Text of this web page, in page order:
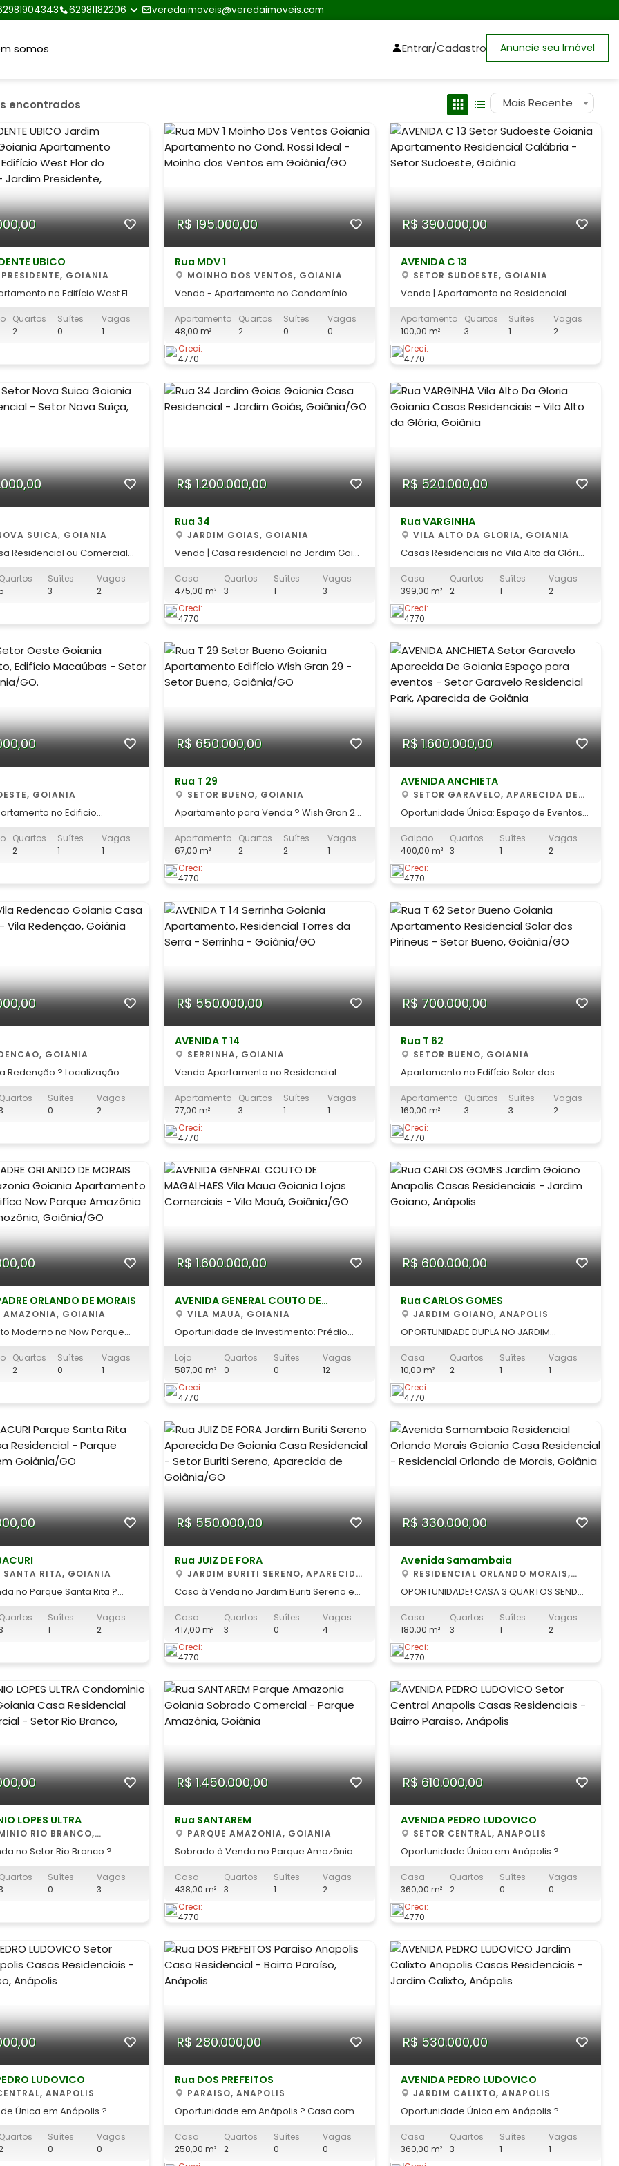
62981182206 veredaimoveis@veredaimoveis.com
somos Entrar/Cadastro Anuncie seu Imóvel
encontrados Mais Recente
UBICO
GOIANIA
no Edifício West Flor
- Área de Serviço - 02
de garagem. O Jardim
um bairro consolidado de
Quartos
2
Suítes
0
Vagas
1
R$ 195.000,00
Rua MDV 1
MOINHO DOS VENTOS, GOIANIA
Venda - Apartamento no Condomínio
Agende sua visita! Fixo: (62) 3215-1755
Whatsapp: (62) 98190-4343
Apartamento
48,00 m²
Quartos
2
Suítes
0
Vagas
0
Creci:
4770
R$ 390.000,00
AVENIDA C 13
SETOR SUDOESTE, GOIANIA
Venda | Apartamento no Residencial
conforto, praticidade e excelente
localização no Setor Sudoeste! Este
apartamento conta com 03 quartos,
sendo 01 suíte, proporcionando mais
família. A cozinha p
Apartamento
100,00 m²
Quartos
3
Suítes
1
Vagas
2
Creci:
4770
SUICA, GOIANIA
Residencial ou Comercial
uma das regiões mais
Goiânia, perfeito para
o seu negócio.
imóvel: -
05 quartos co
Quartos
Suítes
3
Vagas
2
R$ 1.200.000,00
Rua 34
JARDIM GOIAS, GOIANIA
Venda | Casa residencial no Jardim Goiás
próxima ao Campus V da PUC Goiás,
Goiânia Arena e com fácil acesso à BR-
153, proporcionando praticidade para o
dia a dia e rápida mobilidade para
do i
Casa
475,00 m²
Quartos
3
Suítes
1
Vagas
3
Creci:
4770
R$ 520.000,00
Rua VARGINHA
VILA ALTO DA GLORIA, GOIANIA
Casas Residenciais na Vila Alto da Glória
399 m² com duas casas sendo: Casa 01:
02 quartos sendo um suíte, sala, cozinha,
banheiro social, banheiro externo, área
de serviço, garagem para 02 veículos e
Casa
399,00 m²
Quartos
2
Suítes
1
Vagas
2
Creci:
4770
GOIANIA
no Edificio
e uma das
mais desejadas de Goiânia,
no Edifício Macaúbas,
é a escolha perfeita para
Quartos
2
Suítes
1
Vagas
1
R$ 650.000,00
Rua T 29
SETOR BUENO, GOIANIA
Apartamento para Venda ? Wish Gran 29
privilégio de morar em um dos
empreendimentos mais exclusivos de
Goiânia. Este apartamento no Wish Gran
29 combina design contemporâneo,
infraestrutura completa para p
Apartamento
67,00 m²
Quartos
2
Suítes
2
Vagas
1
Creci:
4770
R$ 1.600.000,00
AVENIDA ANCHIETA
GOIANIA
Oportunidade Única: Espaço de Eventos
Viva onde você empreende com total
privacidade e infraestrutura profissional.
Se você busca o imóvel perfeito para
buffets, salão de festas, treinamentos
Galpao
400,00 m²
Quartos
3
Suítes
1
Vagas
2
Creci:
4770
GOIANIA
Redenção ? Localização
casa na Vila Redenção é a
Localizada a poucos
Flamboyant, da
15
Quartos
Suítes
0
Vagas
2
R$ 550.000,00
AVENIDA T 14
SERRINHA, GOIANIA
Vendo Apartamento no Residencial
Serrinha: Conforto, Suporte e Lazer
Completo Se você busca um
apartamento pronto para morar em uma
das regiões que mais cresce em Goiânia,
ideal. Este
Apartamento
77,00 m²
Quartos
3
Suítes
1
Vagas
1
Creci:
4770
R$ 700.000,00
Rua T 62
SETOR BUENO, GOIANIA
Apartamento no Edifício Solar dos
Suítes + Home Cinema Conforto e
Localização Previlegiada no Setor Bueno.
Este belíssimo apartamento de 160 m² no
Edifício Solar dos Pirineus oferece uma
Apartamento
160,00 m²
Quartos
3
Suítes
3
Vagas
2
Creci:
4770
ORLANDO DE MORAIS
AMAZONIA, GOIANIA
Moderno no Now Parque
Imóvel Se
conforto e uma
este
no Residencial Now Parque
Quartos
2
Suítes
0
Vagas
1
R$ 1.600.000,00
AVENIDA GENERAL COUTO DE
MAGALHAES
VILA MAUA, GOIANIA
Oportunidade de Investimento: Prédio
Comerciais Excelente oportunidade para
investidores que buscam rentabilidade e
segurança no mercado imobiliário de
Goiânia. Localização Privilegiada e
Loja
587,00 m²
Quartos
0
Suítes
0
Vagas
12
Creci:
4770
R$ 600.000,00
Rua CARLOS GOMES
JARDIM GOIANO, ANAPOLIS
OPORTUNIDADE DUPLA NO JARDIM
em Anápolis - Esquina de Oportunidade
Vende-se excelente imóvel situado na
Rua Carlos Gomes, esquina com a Rua
Rotary, no bairro Jardim Goiano. Uma
residencial com
Casa
10,00 m²
Quartos
2
Suítes
1
Vagas
1
Creci:
4770
SANTA RITA, GOIANIA
no Parque Santa Rita ?
casa própria em uma das
mais crescem em Goiânia.
localizado na Avenida
Quartos
Suítes
1
Vagas
2
R$ 550.000,00
Rua JUIZ DE FORA
JARDIM BURITI SERENO, APARECIDA
DE GOIANIA
Casa à Venda no Jardim Buriti Sereno em
oportunidade para quem busca conforto,
espaço e localização estratégica no
Setor Jardim Buriti Sereno. Esta casa está
situada na Rua Juiz de Fora, em uma
aven
Casa
417,00 m²
Quartos
3
Suítes
0
Vagas
4
Creci:
4770
R$ 330.000,00
Avenida Samambaia
GOIANIA
OPORTUNIDADE! CASA 3 QUARTOS SENDO 1
SAÍDA PARA NOVA VENEZA Imóvel
seminovo, com excelente distribuição
interna e ótimo padrão de acabamento ?
perfeito para quem busca conforto,
estratégica! Caracter
Casa
180,00 m²
Quartos
3
Suítes
1
Vagas
2
Creci:
4770
LOPES ULTRA
no Setor Rio Branco ?
Antônio Lopes Dutra, Setor
? GO Terreno: 390 m²
aprox. 150 m²
imóvel: - 03 quartos
Quartos
Suítes
0
Vagas
3
R$ 1.450.000,00
Rua SANTAREM
PARQUE AMAZONIA, GOIANIA
Sobrado à Venda no Parque Amazônia
ou Comercial Localização na Rua
Santarém, no Parque Amazônia em
Goiânia/GO, ao lado do Setor Nova Suiça
e Jardim América, a menos de 1km da
construí
Casa
438,00 m²
Quartos
3
Suítes
1
Vagas
2
Creci:
4770
R$ 610.000,00
AVENIDA PEDRO LUDOVICO
SETOR CENTRAL, ANAPOLIS
Oportunidade Única em Anápolis ?
Pedro Ludovico! Está procurando um
excelente investimento ou espaço para
morar com a família em um só lugar?
Então confira esta oportunidade
Avenida Pedro
Casa
360,00 m²
Quartos
2
Suítes
0
Vagas
0
Creci:
4770
LUDOVICO
ANAPOLIS
Única em Anápolis ?
um
ou espaço para
Quartos
Suítes
0
Vagas
0
R$ 280.000,00
Rua DOS PREFEITOS
PARAISO, ANAPOLIS
Oportunidade em Anápolis ? Casa com
Paraíso em Anápolis/GO, próximo a
Avenida Pedro Ludovico. Terreno: 250 m²
Casa
250,00 m²
Quartos
2
Suítes
0
Vagas
0
R$ 530.000,00
AVENIDA PEDRO LUDOVICO
JARDIM CALIXTO, ANAPOLIS
Oportunidade Única em Anápolis ?
Pedro Ludovico! Está procurando um
excelente investimento ou espaço para
Casa
360,00 m²
Quartos
3
Suítes
1
Vagas
1